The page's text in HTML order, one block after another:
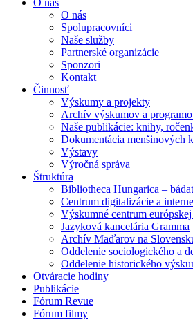
O nás
O nás
Spolupracovníci
Naše služby
Partnerské organizácie
Sponzori
Kontakt
Činnosť
Výskumy a projekty
Archív výskumov a
Naše publikácie: knihy,
Dokumentácia menšinových
Výstavy
Výročná správa
Štruktúra
Bibliotheca Hungarica –
Centrum digitalizácie a
Výskumné centrum
Jazyková kancelária Gramma
Archív Maďarov na
Oddelenie sociologického a
Oddelenie historického
Otváracie hodiny
Publikácie
Fórum Revue
Fórum filmy